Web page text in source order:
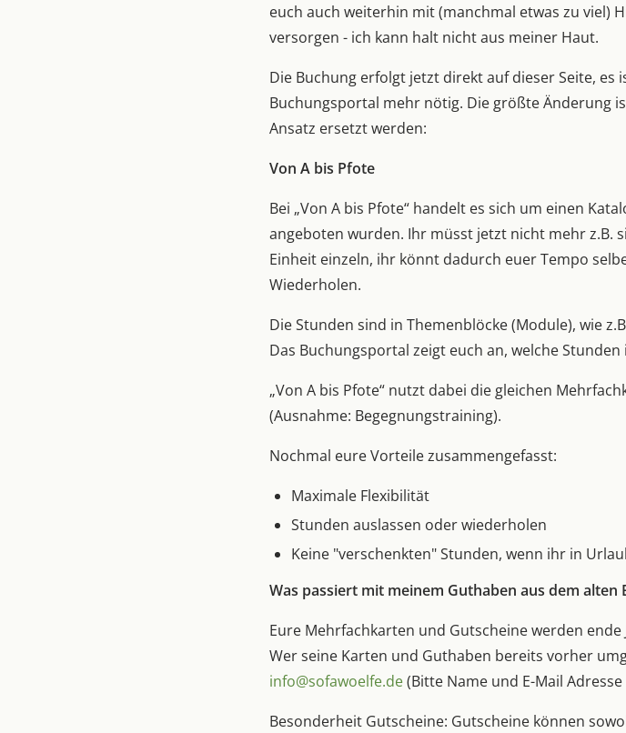
euch auch weiterhin mit (manchmal etwas zu
versorgen - ich kann halt nicht aus meiner Haut.
Die Buchung erfolgt jetzt direkt auf dieser Seite, es
Buchungsportal mehr nötig. Die größte Änderung
Ansatz ersetzt werden:
Von A bis Pfote
Bei „Von A bis Pfote“ handelt es sich um einen
angeboten wurden. Ihr müsst jetzt nicht mehr z.B.
Einheit einzeln, ihr könnt dadurch euer Tempo
Wiederholen.
Die Stunden sind in Themenblöcke (Module), wie
Das Buchungsportal zeigt euch an, welche
„Von A bis Pfote“ nutzt dabei die gleichen
(Ausnahme: Begegnungstraining).
Nochmal eure Vorteile zusammengefasst:
Maximale Flexibilität
Stunden auslassen oder wiederholen
Keine "verschenkten" Stunden, wenn ihr in
Was passiert mit meinem Guthaben aus dem alten
Eure Mehrfachkarten und Gutscheine werden
Wer seine Karten und Guthaben bereits vorher
info@sofawoelfe.de(Bitte Name und E-Mail
Besonderheit Gutscheine: Gutscheine können